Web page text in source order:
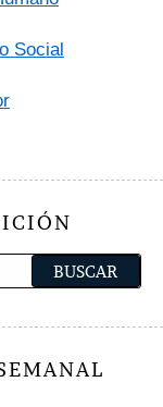
Social